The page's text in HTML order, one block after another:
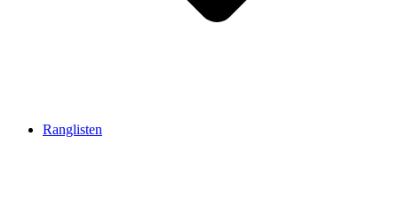
Ranglisten